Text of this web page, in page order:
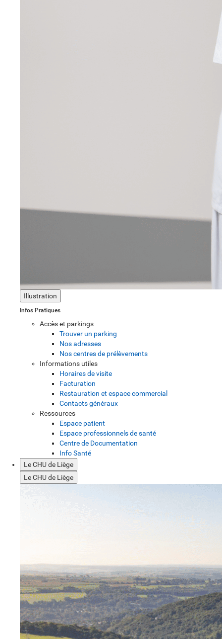
Illustration
Infos Pratiques
Accès et parkings
Trouver un parking
Nos adresses
Nos centres de prélèvements
Informations utiles
Horaires de visite
Facturation
Restauration et espace commercial
Contacts généraux
Ressources
Espace patient
Espace professionnels de santé
Centre de Documentation
Info Santé
Le CHU de Liège
Le CHU de Liège